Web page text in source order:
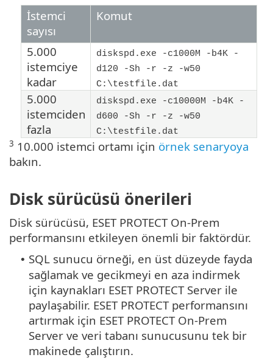
İstemci
sayısı
Komut
5.000
istemciye
kadar
diskspd.exe -c1000M -b4K -
d120 -Sh -r -z -w50
C:\testfile.dat
5.000
istemciden
fazla
diskspd.exe -c10000M -b4K -
d600 -Sh -r -z -w50
C:\testfile.dat
3 10.000 istemci ortamı için örnek senaryoya
bakın.
Disk sürücüsü önerileri
Disk sürücüsü, ESET PROTECT On-Prem
performansını etkileyen önemli bir faktördür.
• SQL sunucu örneği, en üst düzeyde fayda
sağlamak ve gecikmeyi en aza indirmek
için kaynakları ESET PROTECT Server ile
paylaşabilir. ESET PROTECT performansını
artırmak için ESET PROTECT On-Prem
Server ve veri tabanı sunucusunu tek bir
makinede çalıştırın.